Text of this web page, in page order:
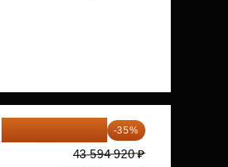
-35%
43 594 920 ₽